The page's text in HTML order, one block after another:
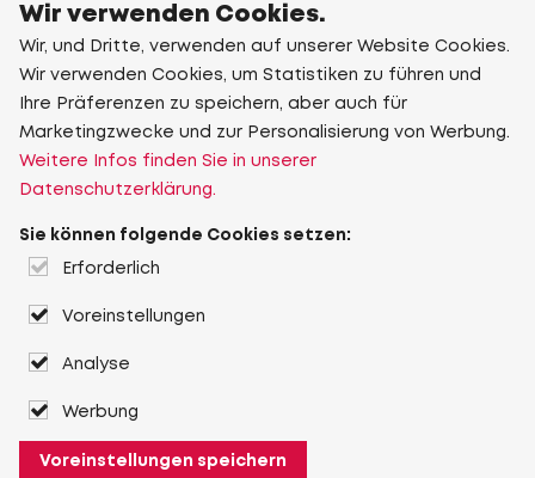
Wir verwenden Cookies.
Wir, und Dritte, verwenden auf unserer Website Cookies.
Wir verwenden Cookies, um Statistiken zu führen und
Ihre Präferenzen zu speichern, aber auch für
Marketingzwecke und zur Personalisierung von Werbung.
Weitere Infos finden Sie in unserer
Datenschutzerklärung.
Sie können folgende Cookies setzen:
Erforderlich
Voreinstellungen
Analyse
Werbung
Voreinstellungen speichern